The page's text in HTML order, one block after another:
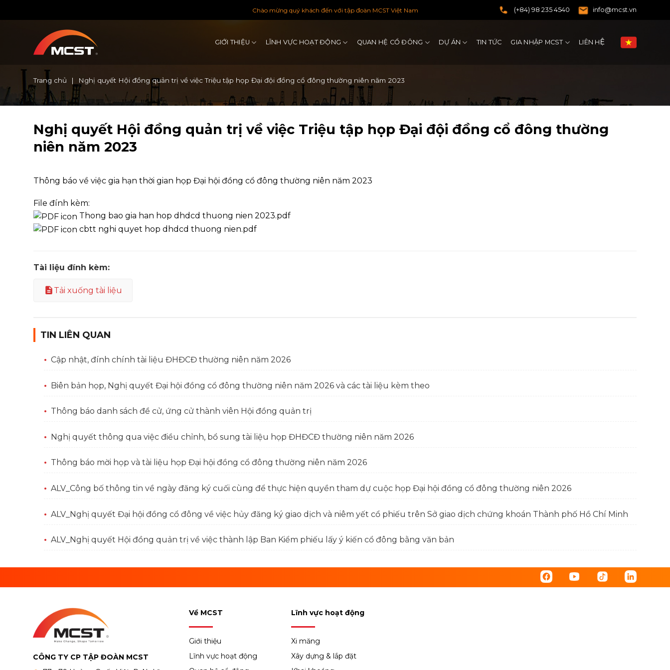
đến
Chào mừng quý khách đến với tập đoàn MCST Việt Nam (+84) 98 235 4540 info@mcst.vn
GIỚI THIỆU LĨNH VỰC HOẠT ĐỘNG QUAN HỆ CỔ ĐÔNG DỰ ÁN TIN TỨC GIA NHẬP MCST LIÊN HỆ
Trang chủ | Nghị quyết Hội đồng quản trị về việc Triệu tập họp Đại đội đồng cổ đông thường niên năm 2023
Nghị quyết Hội đồng quản trị về việc Triệu tập họp Đại đội đồng cổ đông thường
niên năm 2023
Thông báo về việc gia hạn thời gian họp Đại hội đồng cổ đông thường niên năm 2023
File đính kèm:
Thong bao gia han hop dhdcd thuong nien 2023.pdf
cbtt nghi quyet hop dhdcd thuong nien.pdf
Tài liệu đính kèm:
Tải xuống tài liệu
TIN LIÊN QUAN
Cập nhật, đính chính tài liệu ĐHĐCĐ thường niên năm 2026
Biên bản họp, Nghị quyết Đại hội đồng cổ đông thường niên năm 2026 và các tài liệu kèm theo
Thông báo danh sách đề cử, ứng cử thành viên Hội đồng quản trị
Nghị quyết thông qua việc điều chỉnh, bổ sung tài liệu họp ĐHĐCĐ thường niên năm 2026
Thông báo mời họp và tài liệu họp Đại hội đồng cổ đông thường niên năm 2026
ALV_Công bố thông tin về ngày đăng ký cuối cùng để thực hiện quyền tham dự cuộc họp Đại hội đồng cổ đông thường niên 2026
ALV_Nghị quyết Đại hội đồng cổ đông về việc hủy đăng ký giao dịch và niêm yết cổ phiếu trên Sở giao dịch chứng khoán Thành phố Hồ Chí Minh
ALV_Nghị quyết Hội đồng quản trị về việc thành lập Ban Kiểm phiếu lấy ý kiến cổ đông bằng văn bản
CÔNG TY CP TẬP ĐOÀN MCST
Về MCST
Giới thiệu
Lĩnh vực hoạt động
Lĩnh vực hoạt động
Xi măng
Xây dựng & lắp đặt